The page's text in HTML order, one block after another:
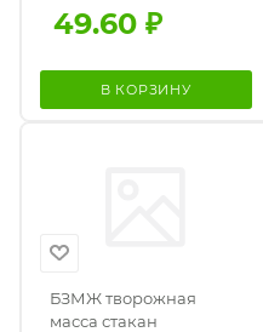
49.60 ₽
В КОРЗИНУ
БЗМЖ творожная
масса стакан